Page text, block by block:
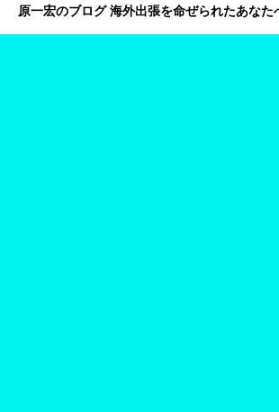
原一宏のブログ 海外出張を命ぜられたあなた